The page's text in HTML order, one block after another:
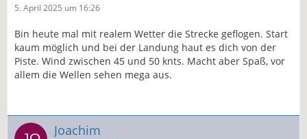
5. April 2025 um 16:26
Bin heute mal mit realem Wetter die Strecke geflogen. Start
kaum möglich und bei der Landung haut es dich von der
Piste. Wind zwischen 45 und 50 knts. Macht aber Spaß, vor
allem die Wellen sehen mega aus.
Joachim